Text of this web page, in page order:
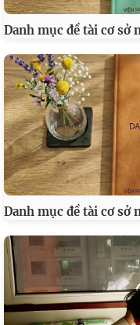
Danh mục đề tài cơ sở
Danh mục đề tài cơ sở